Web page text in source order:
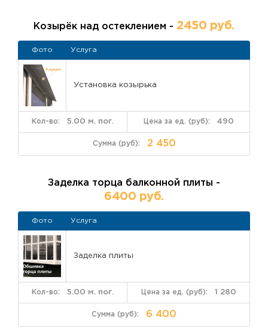
Козырёк над остеклением - 2450 руб.
Фото Услуга
Установка козырька
490
5.00 м. пог.
2 450
Заделка торца балконной плиты -
6400 руб.
Фото Услуга
Заделка плиты
1 280
5.00 м. пог.
6 400